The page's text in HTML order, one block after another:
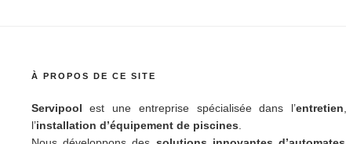
À PROPOS DE CE SITE
Servipool est une entreprise spécialisée dans l’entretien
l’installation d’équipement de piscines